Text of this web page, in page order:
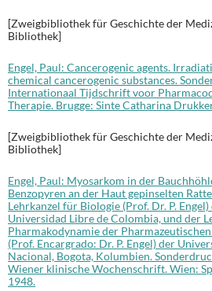
[Zweigbibliothek für Geschichte der
Bibliothek]
Engel, Paul: Cancerogenic agents.
chemical cancerogenic substances.
Internationaal Tijdschrift voor
Therapie. Brugge: Sinte Catharina
[Zweigbibliothek für Geschichte der
Bibliothek]
Engel, Paul: Myosarkom in der
Benzopyren an der Haut gepinselten
Lehrkanzel für Biologie (Prof. Dr. P. Engel)
Universidad Libre de Colombia, und der
Pharmakodynamie der
(Prof. Encargrado: Dr. P. Engel) der
Nacional, Bogota, Kolumbien.
Wiener klinische Wochenschrift. Wien:
1948.